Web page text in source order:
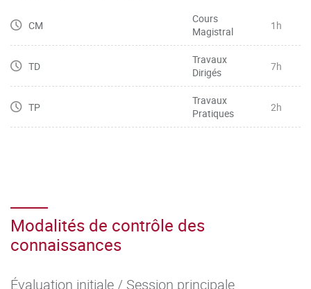
CM
Cours
Magistral
1h
TD
Travaux
Dirigés
7h
TP
Travaux
Pratiques
2h
Modalités de contrôle des
connaissances
Évaluation initiale / Session principale